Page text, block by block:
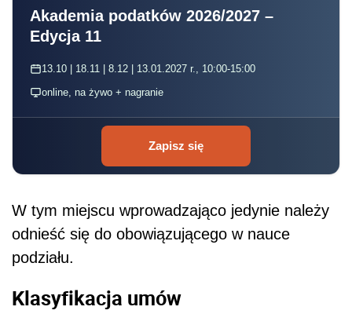
Akademia podatków 2026/2027 –
Edycja 11
13.10 | 18.11 | 8.12 | 13.01.2027 r., 10:00-15:00
online, na żywo + nagranie
Zapisz się
W tym miejscu wprowadzająco jedynie należy
odnieść się do obowiązującego w nauce
podziału.
Klasyfikacja umów